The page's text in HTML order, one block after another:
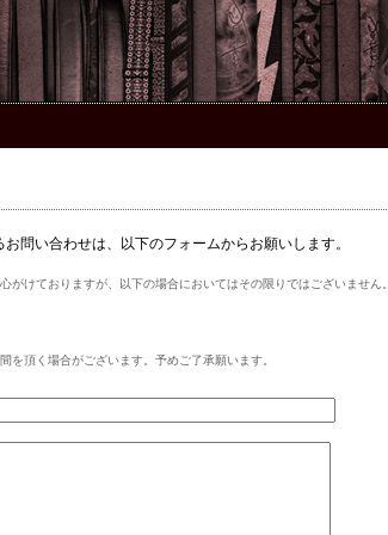
問い合わせは、以下のフォームからお願いします。
がけておりますが、以下の場合においてはその限りではございません。
頂く場合がございます。予めご了承願います。